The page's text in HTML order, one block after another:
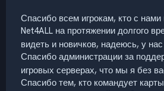
Спасибо всем игрокам, кто с нами
Net4ALL на протяжении долгого
видеть и новичков, надеюсь, у
Спасибо администрации за
игровых серверах, что мы я без
Спасибо тем, кто командует